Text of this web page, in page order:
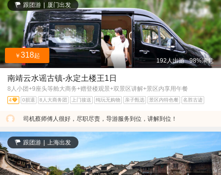
192人出游 98%满意
跟团游 | 厦门出发
￥ 318起
南靖云水谣古镇-永定土楼王1日
8人小团+9座头等舱大商务+赠登楼观景+双景区讲解+景区内享用午餐
4 0损退 8人大商务团 上门接送 纯玩无购物 亲子甄选 景区内特色餐 名胜古迹
司机蔡师傅人很好，尽职尽责，导游服务到位，讲解到位！
跟团游 | 上海出发